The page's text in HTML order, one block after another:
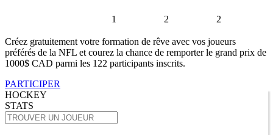
1 2 2
Créez gratuitement votre formation de rêve avec vos joueurs
préférés de la NFL et courez la chance de remporter le grand prix de
1000$ CAD parmi les 122 participants inscrits.
PARTICIPER
HOCKEY
STATS